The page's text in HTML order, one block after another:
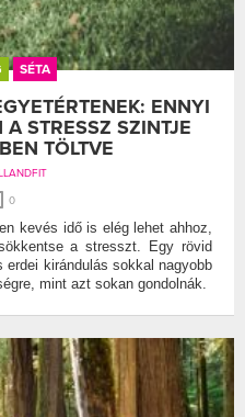
SÉTA
ENNYI
STRESSZ SZINTJE
TÖLTVE
0
kevés idő is elég lehet ahhoz,
a stresszt. Egy rövid
kirándulás sokkal nagyobb
mint azt sokan gondolnák.